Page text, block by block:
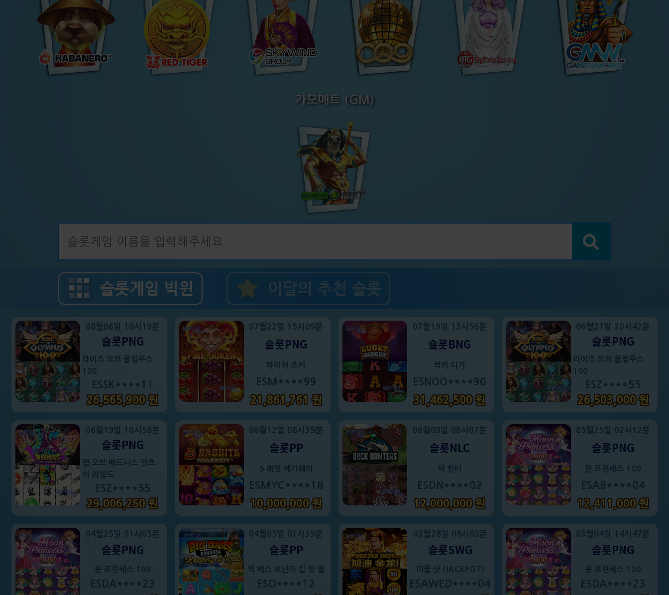
가모매트 (GM)
슬롯게임 빅윈 이달의 추천 슬롯
08월06일 10시19분
슬롯PNG
라이즈 오브 올림푸스
100
ESSK****11
26,565,900 원
07월22일 15시09분
슬롯PNG
파이어 조커
ESM****99
21,861,761 원
07월19일 13시56분
슬롯BNG
럭키 디거
ESNOO****90
31,462,500 원
06월21일 20시42분
슬롯PNG
라이즈 오브 올림푸스
100
ESZ****55
26,503,000 원
06월19일 10시58분
슬롯PNG
랩 오브 매드니스 잇츠
어 와일드
ESZ****55
29,006,250 원
06월12일 08시35분
슬롯PP
5 래빗 메가웨이
ESMYC****18
10,000,000 원
06월09일 06시07분
슬롯NLC
덕 헌터
ESDN****02
12,000,000 원
05월25일 02시12분
슬롯PNG
문 프린세스 100
ESAB****04
12,411,000 원
04월25일 01시05분
슬롯PNG
문 프린세스 100
ESDA****23
04월05일 01시39분
슬롯PP
빅 베스 보난자 킵 잇 릴
ESO****12
03월28일 08시03분
슬롯SWG
미들 샷 (JACKPOT)
ESAWED****04
03월04일 14시47분
슬롯PNG
문 프린세스 100
ESDA****23